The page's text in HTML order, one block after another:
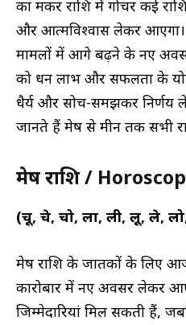
का मकर राशि में गोचर कई
और आत्मविश्वास लेकर आएगा।
मामलों में आगे बढ़ने के नए
को धन लाभ और सफलता के
धैर्य और सोच-समझकर निर्णय
जानते हैं मेष से मीन तक सभी
मेष राशि /
(चू, चे, चो, ला, ली, लू, ले,
मेष राशि के जातकों के लिए
कारोबार में नए अवसर लेकर
जिम्मेदारियां मिल सकती हैं,